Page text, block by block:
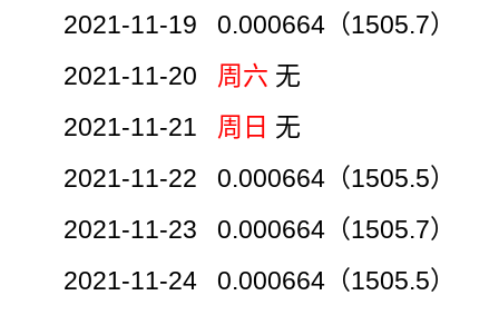
2021-11-19 0.000664（1505.7）
2021-11-20 周六 无
2021-11-21 周日 无
2021-11-22 0.000664（1505.5）
2021-11-23 0.000664（1505.7）
2021-11-24 0.000664（1505.5）